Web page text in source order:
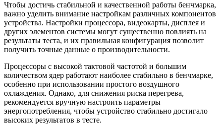
Чтобы достичь стабильной и качественной работы бенчмарка,
важно уделить внимание настройкам различных компонентов
устройства. Настройки процессора, видеокарты, дисплея и
других элементов системы могут существенно повлиять на
результаты теста, и их правильная конфигурация позволит
получить точные данные о производительности.
Процессоры с высокой тактовой частотой и большим
количеством ядер работают наиболее стабильно в бенчмарке,
особенно при использовании простого воздушного
охлаждения. Однако, для снижения риска перегрева,
рекомендуется вручную настроить параметры
энергопотребления, чтобы устройство стабильно достигало
высоких результатов в тесте.